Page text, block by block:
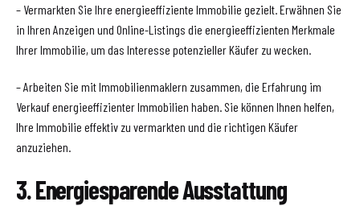
– Vermarkten Sie Ihre energieeffiziente Immobilie gezielt. Erwähnen Sie
in Ihren Anzeigen und Online-Listings die energieeffizienten Merkmale
Ihrer Immobilie, um das Interesse potenzieller Käufer zu wecken.
– Arbeiten Sie mit Immobilienmaklern zusammen, die Erfahrung im
Verkauf energieeffizienter Immobilien haben. Sie können Ihnen helfen,
Ihre Immobilie effektiv zu vermarkten und die richtigen Käufer
anzuziehen.
3. Energiesparende Ausstattung